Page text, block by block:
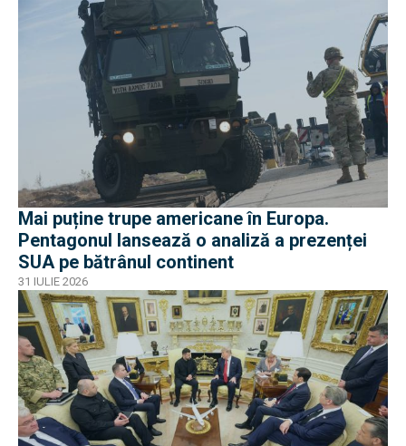
Mai puține trupe americane în Europa.
Pentagonul lansează o analiză a prezenței
SUA pe bătrânul continent
31 IULIE 2026